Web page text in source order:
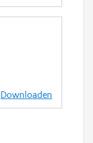
Downloaden